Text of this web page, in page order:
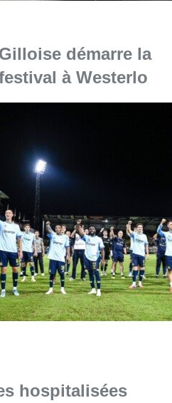
démarre la
à Westerlo
hospitalisées